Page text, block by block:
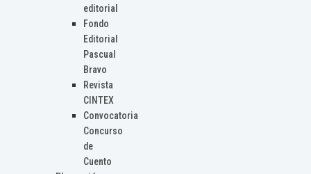
editorial
Fondo
Editorial
Pascual
Bravo
Revista
CINTEX
Convocatoria
Concurso
de
Cuento